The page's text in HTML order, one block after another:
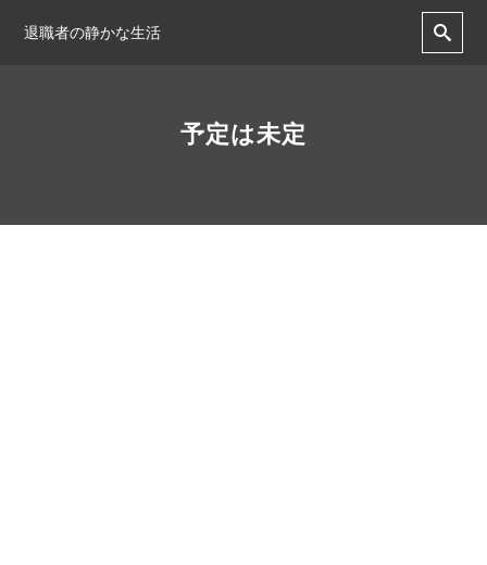
退職者の静かな生活
予定は未定